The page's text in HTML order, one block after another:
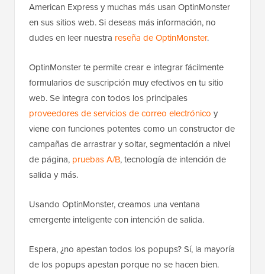
American Express y muchas más usan OptinMonster
en sus sitios web. Si deseas más información, no
dudes en leer nuestra reseña de OptinMonster.
OptinMonster te permite crear e integrar fácilmente
formularios de suscripción muy efectivos en tu sitio
web. Se integra con todos los principales
proveedores de servicios de correo electrónico y
viene con funciones potentes como un constructor de
campañas de arrastrar y soltar, segmentación a nivel
de página, pruebas A/B, tecnología de intención de
salida y más.
Usando OptinMonster, creamos una ventana
emergente inteligente con intención de salida.
Espera, ¿no apestan todos los popups? Sí, la mayoría
de los popups apestan porque no se hacen bien.